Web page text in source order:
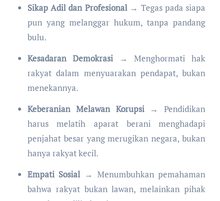
Sikap Adil dan Profesional→ Tegas pada siapa
pun yang melanggar hukum, tanpa pandang
bulu.
Kesadaran Demokrasi→ Menghormati hak
rakyat dalam menyuarakan pendapat, bukan
menekannya.
Keberanian Melawan Korupsi→ Pendidikan
harus melatih aparat berani menghadapi
penjahat besar yang merugikan negara, bukan
hanya rakyat kecil.
Empati Sosial → Menumbuhkan pemahaman
bahwa rakyat bukan lawan, melainkan pihak